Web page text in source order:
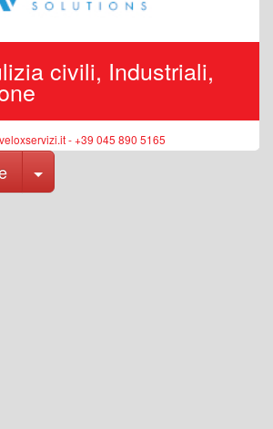
civili, Industriali,
- +39 045 890 5165
Toggle Dropdown